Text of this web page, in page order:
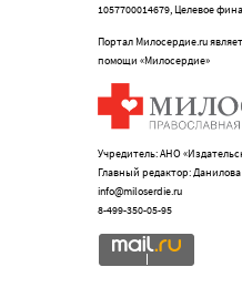
1057700014679, Целевое
Портал Милосердие.ru
помощи «Милосердие»
Учредитель: АНО
Главный редактор:
info@miloserdie.ru
8-499-350-05-95